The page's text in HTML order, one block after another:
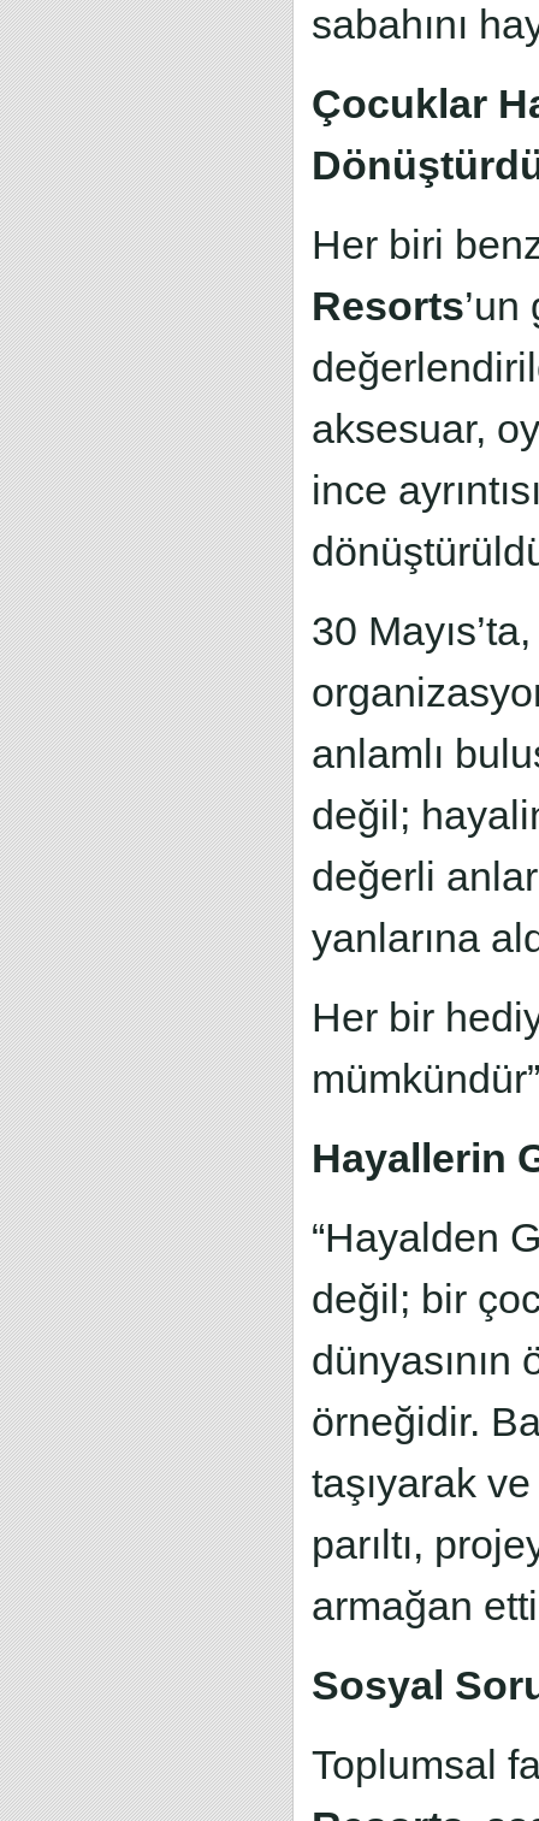
sabahını
Çocuklar
Her biri
Resorts
aksesuar,
ince
30
anlamlı
değil;
değerli
yanlarına
Her bir
Hayallerin
“Hayalden
değil; bir
örneğidir.
taşıyarak
parıltı,
armağan
Sosyal
Toplumsal